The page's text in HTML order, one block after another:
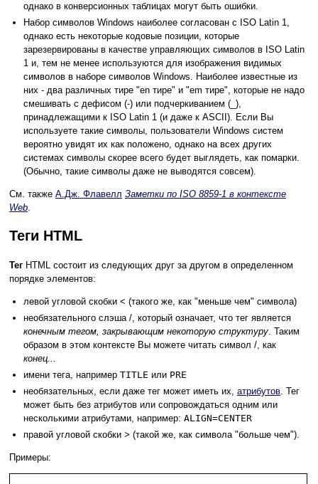
однако в конверсионных таблицах могут быть ошибки.
Набор символов Windows наиболее согласован с ISO Latin 1,
однако есть некоторые кодовые позиции, которые
зарезервированы в качестве управляющих символов в ISO Latin
1 и, тем не менее используются для изображения видимых
символов в наборе символов Windows. Наиболее известные из
них - два различных тире "en тире" и "em тире", которые не надо
смешивать с дефисом (-) или подчеркиванием (_),
принадлежащими к ISO Latin 1 (и даже к ASCII). Если Вы
используете такие символы, пользователи Windows систем
вероятно увидят их как положено, однако на всех других
системах символы скорее всего будет выглядеть, как помарки.
(Обычно, такие символы даже не выводятся совсем).
См. также А.Дж. Флавелл Заметки по ISO 8859-1 в контексте
Web.
Теги HTML
Тег HTML состоит из следующих друг за другом в определенном
порядке элементов:
левой угловой скобки < (такого же, как "меньше чем" символа)
необязательного слэша /, который означает, что тег является
конечным тегом, закрывающим некоторую структуру . Таким
образом в этом контексте Вы можете читать символ /, как
конец...
имени тега, например TITLE или PRE
необязательных, если даже тег может иметь их, атрибутов . Тег
может быть без атрибутов или сопровождаться одним или
несколькими атрибутами, например: ALIGN=CENTER
правой угловой скобки > (такой же, как символа "больше чем").
Примеры: